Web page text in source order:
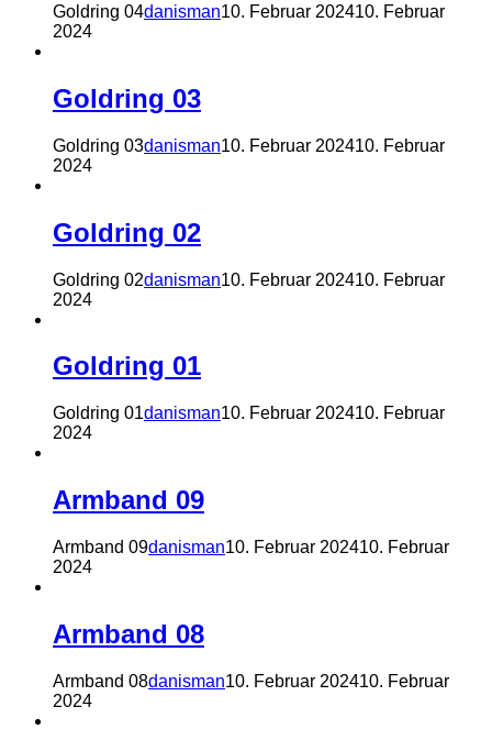
Goldring 04danisman10. Februar 202410. Februar
2024
Goldring 03
Goldring 03danisman10. Februar 202410. Februar
2024
Goldring 02
Goldring 02danisman10. Februar 202410. Februar
2024
Goldring 01
Goldring 01danisman10. Februar 202410. Februar
2024
Armband 09
Armband 09danisman10. Februar 202410. Februar
2024
Armband 08
Armband 08danisman10. Februar 202410. Februar
2024